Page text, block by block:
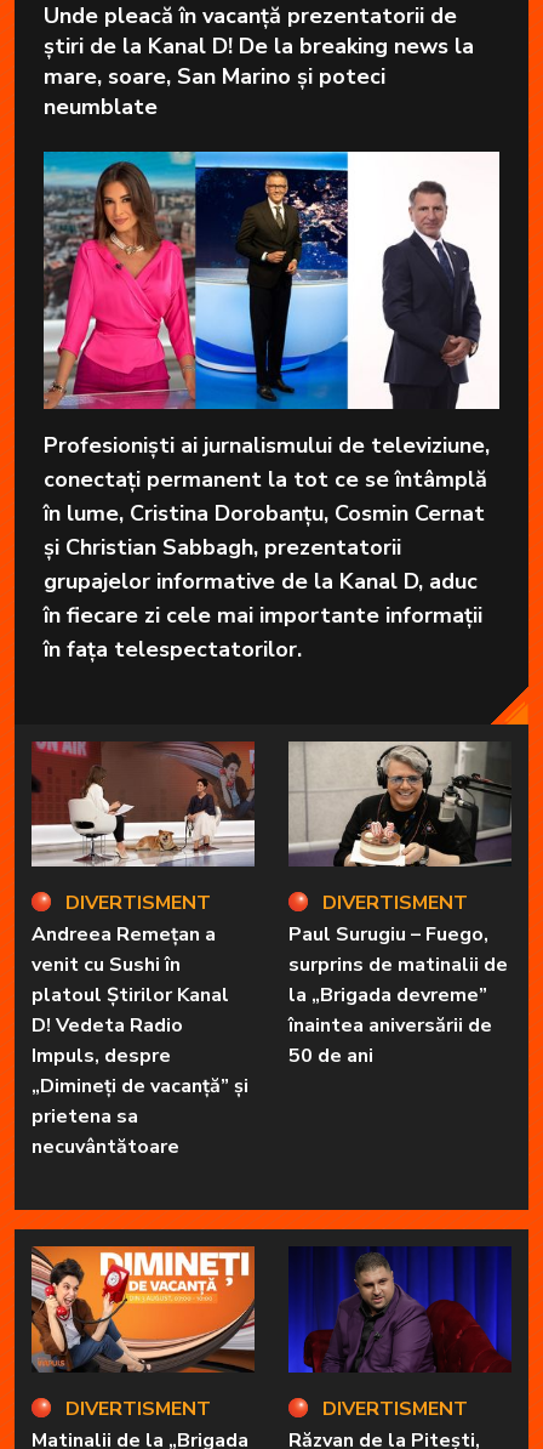
Unde pleacă în vacanță prezentatorii de
știri de la Kanal D! De la breaking news la
mare, soare, San Marino și poteci
neumblate
Profesioniști ai jurnalismului de televiziune,
conectați permanent la tot ce se întâmplă
în lume, Cristina Dorobanțu, Cosmin Cernat
și Christian Sabbagh, prezentatorii
grupajelor informative de la Kanal D, aduc
în fiecare zi cele mai importante informații
în fața telespectatorilor.
DIVERTISMENT
Andreea Remețan a
venit cu Sushi în
platoul Știrilor Kanal
D! Vedeta Radio
Impuls, despre
„Dimineți de vacanță” și
prietena sa
necuvântătoare
DIVERTISMENT
Matinalii de la „Brigada
DIVERTISMENT
Paul Surugiu – Fuego,
surprins de matinalii de
la „Brigada devreme”
înaintea aniversării de
50 de ani
DIVERTISMENT
Răzvan de la Pitești,